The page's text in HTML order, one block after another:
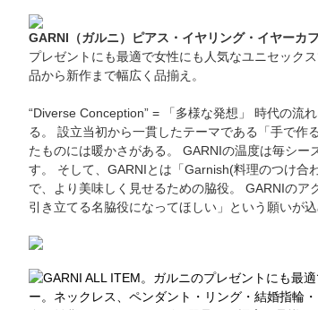
GARNI（ガルニ）ピアス・イヤリング・イヤーカフ
プレゼントにも最適で女性にも人気なユニセック
品から新作まで幅広く品揃え。
“Diverse Conception” = 「多様な発想」 時代の流
る。 設立当初から一貫したテーマである「手で作
たものには暖かさがある。 GARNIの温度は毎シ
す。 そして、GARNIとは「Garnish(料理のつけ合
で、より美味しく見せるための脇役。 GARNIの
引き立てる名脇役になってほしい」という願いが込